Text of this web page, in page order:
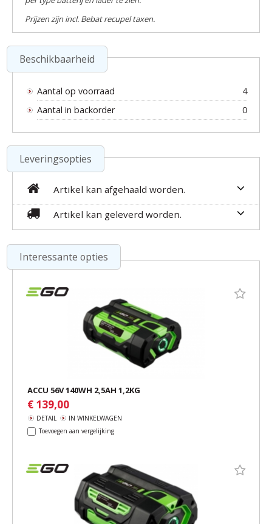
Prijzen zijn incl. Bebat recupel taxen.
Beschikbaarheid
Aantal op voorraad
4
Aantal in backorder
0
Leveringsopties
Artikel kan afgehaald worden.
Artikel kan geleverd worden.
Interessante opties
ACCU 56V 140WH 2,5AH 1,2KG
€ 139,00
DETAIL
IN WINKELWAGEN
Toevoegen aan vergelijking